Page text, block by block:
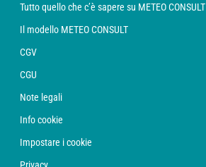
Tutto quello che c’è sapere su METEO CONSULT
Il modello METEO CONSULT
CGV
CGU
Note legali
Info cookie
Impostare i cookie